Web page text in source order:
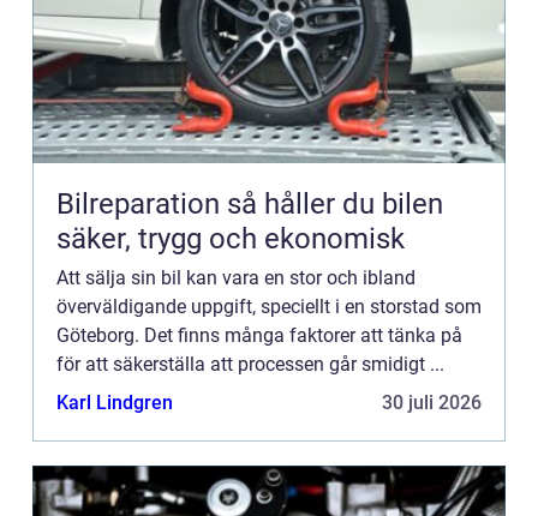
Bilreparation så håller du bilen
säker, trygg och ekonomisk
Att sälja sin bil kan vara en stor och ibland
överväldigande uppgift, speciellt i en storstad som
Göteborg. Det finns många faktorer att tänka på
för att säkerställa att processen går smidigt ...
Karl Lindgren
30 juli 2026